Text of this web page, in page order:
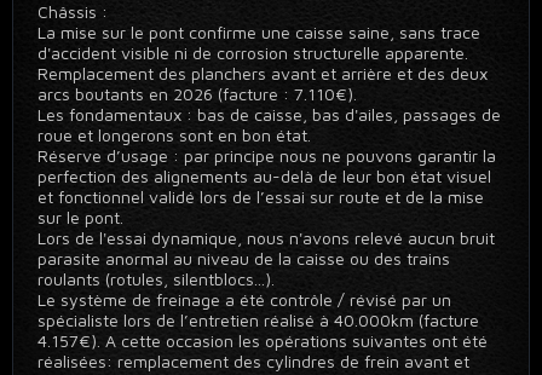
Châssis :
La mise sur le pont confirme une caisse saine, sans trace
d'accident visible ni de corrosion structurelle apparente.
Remplacement des planchers avant et arrière et des deux
arcs boutants en 2026 (facture : 7.110€).
Les fondamentaux : bas de caisse, bas d'ailes, passages de
roue et longerons sont en bon état.
Réserve d’usage : par principe nous ne pouvons garantir la
perfection des alignements au-delà de leur bon état visuel
et fonctionnel validé lors de l’essai sur route et de la mise
sur le pont.
Lors de l'essai dynamique, nous n'avons relevé aucun bruit
parasite anormal au niveau de la caisse ou des trains
roulants (rotules, silentblocs...).
Le système de freinage a été contrôle / révisé par un
spécialiste lors de l’entretien réalisé à 40.000km (facture
4.157€). A cette occasion les opérations suivantes ont été
réalisées: remplacement des cylindres de frein avant et